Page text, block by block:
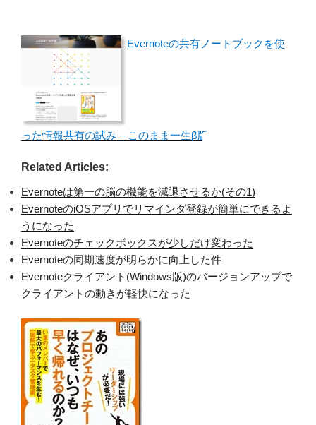
Evernoteの共有ノートブックを使
った情報共有の試み – このまま一生β版
Related Articles:
Evernoteは第一の脳の機能を減退させるか(その1)
EvernoteのiOSアプリでリマインダ登録が簡単にできるよ
うになった
Evernoteのチェックボックスが少しだけ変わった
Evernoteの同期速度が明らかに向上した件
Evernoteクライアント(Windows版)のバージョンアップで
クライアントの動きが軽快になった